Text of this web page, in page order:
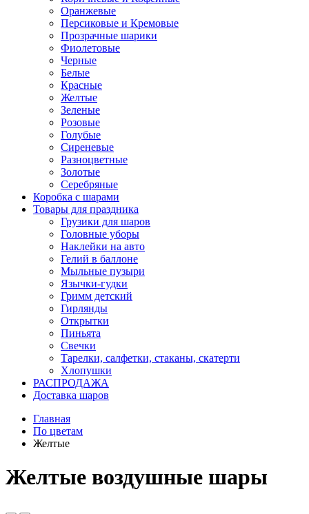
Оранжевые
Персиковые и Кремовые
Прозрачные шарики
Фиолетовые
Черные
Белые
Красные
Желтые
Зеленые
Розовые
Голубые
Сиреневые
Разноцветные
Золотые
Серебряные
Коробка с шарами
Товары для праздника
Грузики для шаров
Головные уборы
Наклейки на авто
Гелий в баллоне
Мыльные пузыри
Язычки-гудки
Гримм детский
Гирлянды
Открытки
Пиньята
Свечки
Тарелки, салфетки, стаканы, скатерти
Хлопушки
РАСПРОДАЖА
Доставка шаров
Главная
По цветам
Желтые
Желтые воздушные шары